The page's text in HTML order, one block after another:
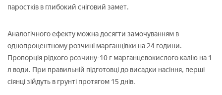
паростків в глибокий сніговий замет.
Аналогічного ефекту можна досягти замочуванням в
однопроцентному розчині марганцівки на 24 години.
Пропорція рідкого розчину-10 г марганцевокислого калію на 1
л води. При правильній підготовці до висадки насіння, перші
сіянці зійдуть в грунті протягом 15 днів.